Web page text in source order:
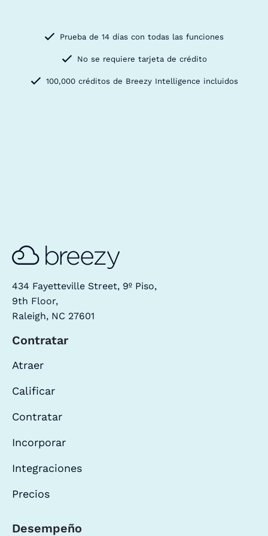
Prueba de 14 días con todas las funciones
No se requiere tarjeta de crédito
100,000 créditos de Breezy Intelligence incluidos
434 Fayetteville Street, 9º Piso,
9th Floor,
Raleigh, NC 27601
Contratar
Atraer
Calificar
Contratar
Incorporar
Integraciones
Precios
Desempeño